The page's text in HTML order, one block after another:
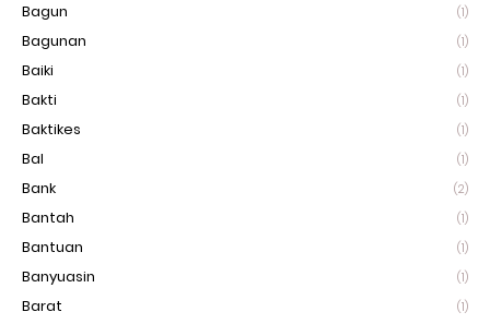
Bagun (1)
Bagunan (1)
Baiki (1)
Bakti (1)
Baktikes (1)
Bal (1)
Bank (2)
Bantah (1)
Bantuan (1)
Banyuasin (1)
Barat (1)